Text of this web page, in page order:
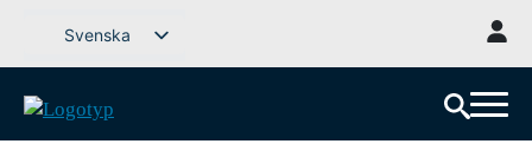
Svenska
English (UK)
Deutsch